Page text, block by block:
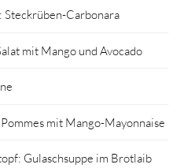
Steckrüben-Carbonara
mit Mango und Avocado
mit Mango-Mayonnaise
Gulaschsuppe im Brotlaib